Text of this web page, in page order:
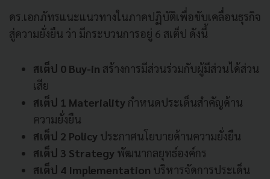
ดร.เอกภัทรแนะแนวทางในภาคปฏิบัติเพื่อขับเคลื่อนธุรกิจ
สู่ความยั่งยืน ว่า มีกระบวนการอยู่ 6 สเต็ป ดังนี้
สเต็ป 0 Buy-in สร้างการมีส่วนร่วมกับผู้มีส่วนได้ส่วน
เสีย
สเต็ป 1 Materiality กำหนดประเด็นสำคัญด้าน
ความยั่งยืน
สเต็ป 2 Policy ประกาศนโยบายด้านความยั่งยืน
สเต็ป 3 Strategy พัฒนากลยุทธ์องค์กร
สเต็ป 4 Implementation บริหารจัดการประเด็น